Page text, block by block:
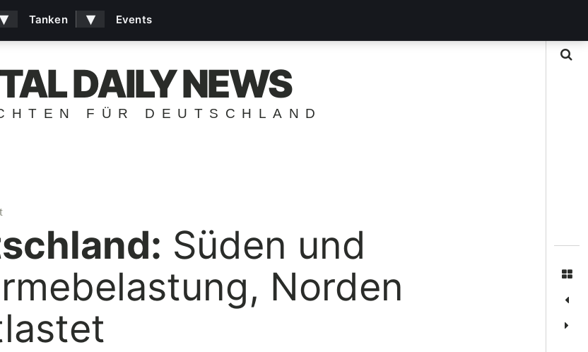
DAILY NEWS
FÜR DEUTSCHLAND
Süden und
Norden
▾ Tanken ▾ Events